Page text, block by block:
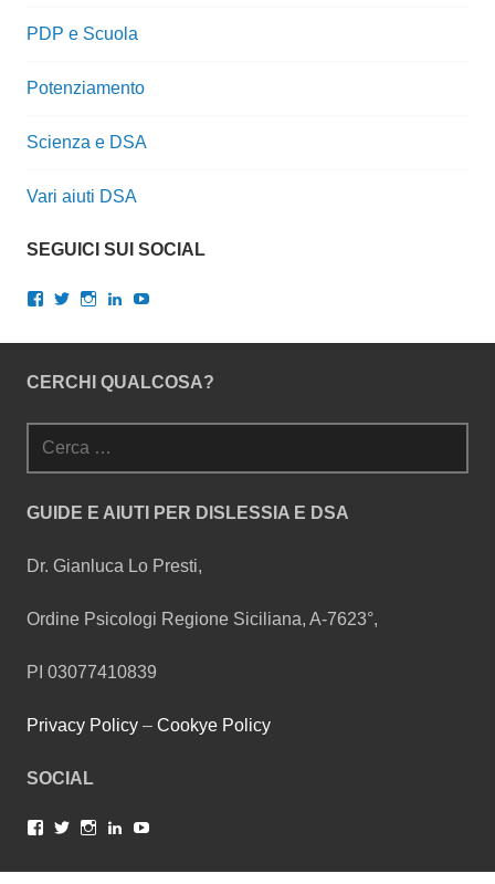
PDP e Scuola
Potenziamento
Scienza e DSA
Vari aiuti DSA
SEGUICI SUI SOCIAL
Visualizza
su
Visualizza
su
Visualizza
su
Visualizza
su
su
CERCHI QUALCOSA?
GUIDE E AIUTI PER DISLESSIA E DSA
Dr. Gianluca Lo Presti,
Ordine Psicologi Regione Siciliana, A-7623°,
PI 03077410839
Privacy Policy – Cookye Policy
SOCIAL
Facebook
TwitterInstagramLinkedIn